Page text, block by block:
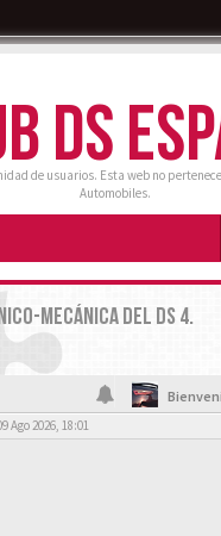
DS
de usuarios. Esta web no
Automobiles.
MECÁNICA DEL DS 4.
Ago 2026, 18:01